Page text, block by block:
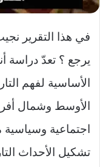
في هذا التقرير
يرجع ؟ تعدّ دراسة
الأساسية لفهم
الأوسط وشمال
اجتماعية
تشكيل الأحداث